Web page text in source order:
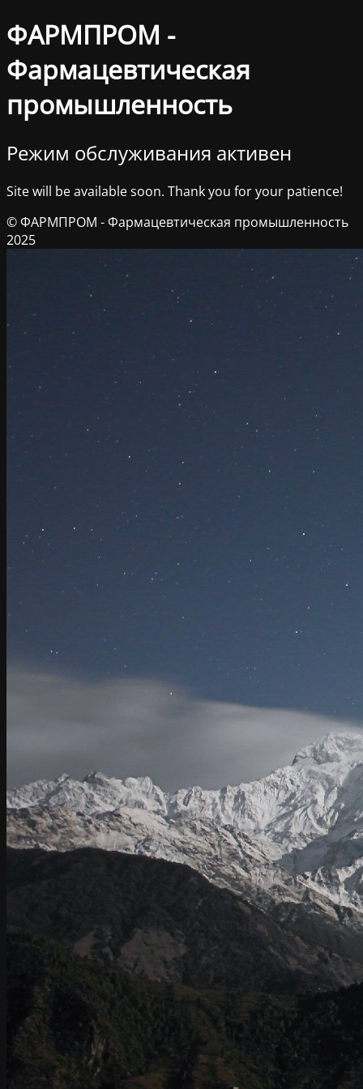
ФАРМПРОМ -
Фармацевтическая
промышленность
Режим обслуживания активен
Site will be available soon. Thank you for your patience!
© ФАРМПРОМ - Фармацевтическая промышленность
2025